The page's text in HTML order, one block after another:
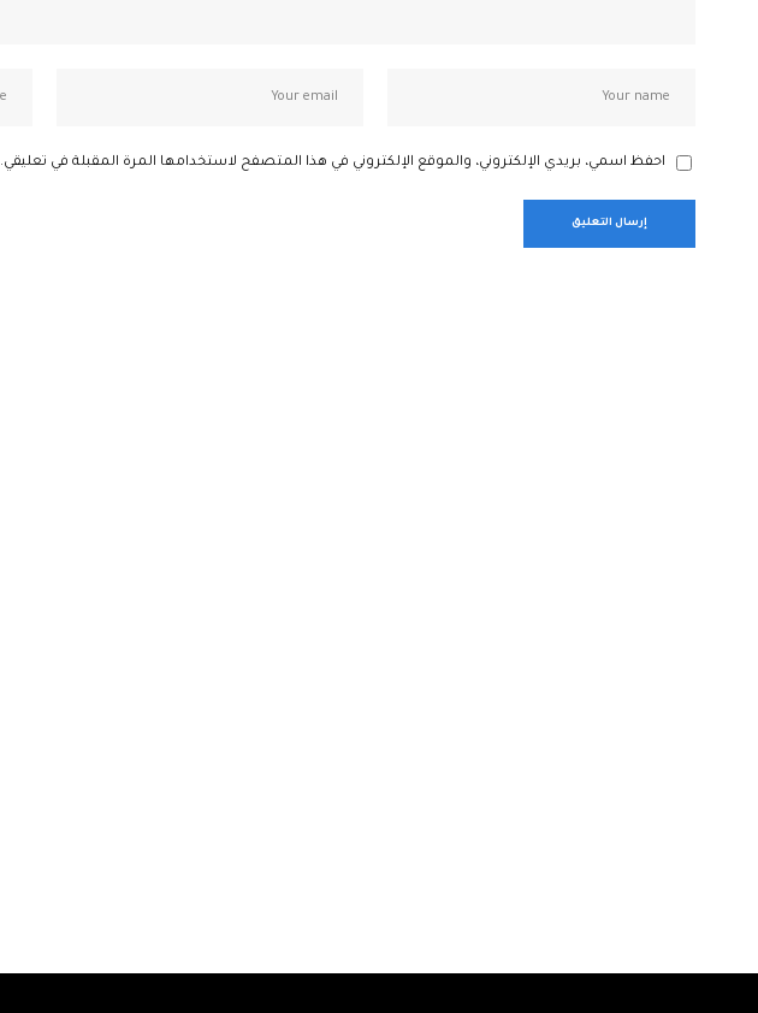
احفظ اسمي، بريدي الإلكتروني، والموقع الإلكتروني في هذا المتصفح لاستخدامها المرة المقبلة في تعليقي.